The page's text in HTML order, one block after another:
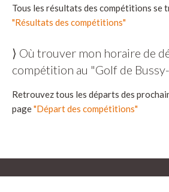
Tous les résultats des compétitions se
"Résultats des compétitions"
⟩ Où trouver mon horaire de
compétition au "Golf de
Retrouvez tous les départs des
page"Départ des compétitions"